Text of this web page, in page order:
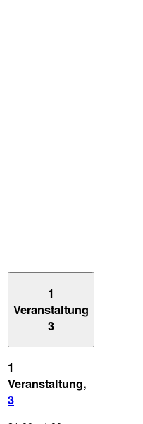
1
Veranstaltung
3
1
Veranstaltung,
3